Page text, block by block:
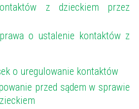
z dzieckiem przez
o ustalenie kontaktów z
o uregulowanie kontaktów
przed sądem w sprawie